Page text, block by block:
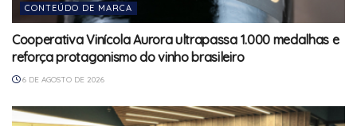
CONTEÚDO DE MARCA
Cooperativa Vinícola Aurora ultrapassa 1.000 medalhas e
reforça protagonismo do vinho brasileiro
6 DE AGOSTO DE 2026